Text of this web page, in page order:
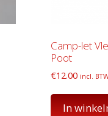
Camp-let
Poot
€12.00 incl.
In